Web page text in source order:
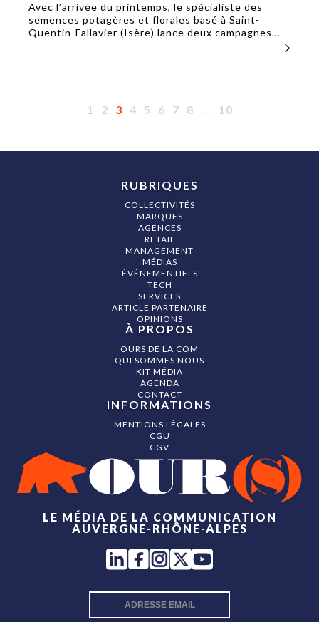
Avec l’arrivée du printemps, le spécialiste des
semences potagères et florales basé à Saint-
Quentin-Fallavier (Isère) lance deux campagnes
1 2 3 4 5 6 7 8 ... 10
LE MÉDIA DE LA COMMUNICATION
AUVERGNE-RHÔNE-ALPES
RUBRIQUES
COLLECTIVITÉS
MARQUES
AGENCES
RETAIL
MANAGEMENT
MÉDIAS
ÉVÉNEMENTIELS
TECH
SERVICES
ARTICLE PARTENAIRE
OPINIONS
À PROPOS
OURS DE LA COM
QUI SOMMES NOUS
KIT MÉDIA
AGENDA
CONTACT
INFORMATIONS
MENTIONS LÉGALES
CGU
CGV